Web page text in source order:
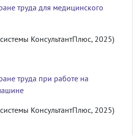
труда для медицинского
КонсультантПлюс, 2025)
труда при работе на
КонсультантПлюс, 2025)